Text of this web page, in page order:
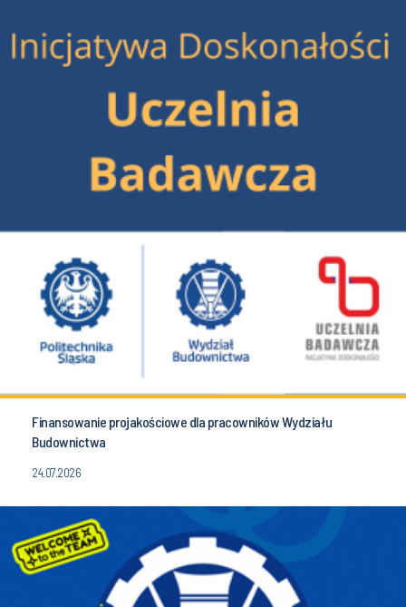
Finansowanie projakościowe dla pracowników Wydziału
Budownictwa
24.07.2026